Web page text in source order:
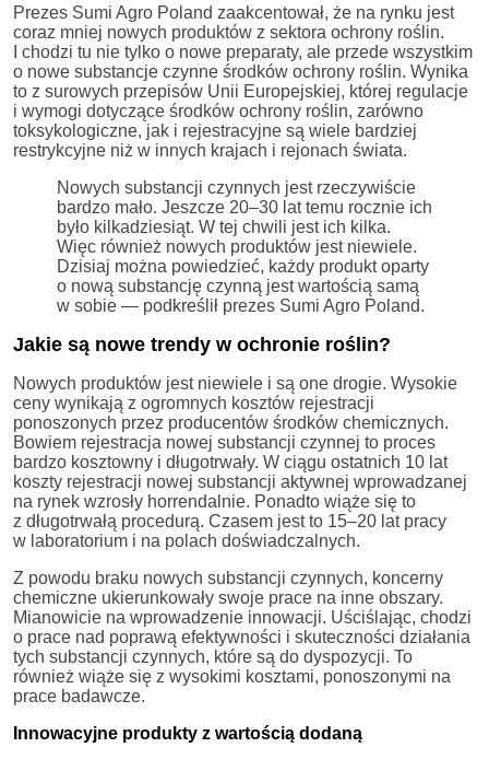
Prezes Sumi Agro Poland zaakcentował, że na rynku jest
coraz mniej nowych produktów z sektora ochrony roślin.
I chodzi tu nie tylko o nowe preparaty, ale przede wszystkim
o nowe substancje czynne środków ochrony roślin. Wynika
to z surowych przepisów Unii Europejskiej, której regulacje
i wymogi dotyczące środków ochrony roślin, zarówno
toksykologiczne, jak i rejestracyjne są wiele bardziej
restrykcyjne niż w innych krajach i rejonach świata.
Nowych substancji czynnych jest rzeczywiście
bardzo mało. Jeszcze 20–30 lat temu rocznie ich
było kilkadziesiąt. W tej chwili jest ich kilka.
Więc również nowych produktów jest niewiele.
Dzisiaj można powiedzieć, każdy produkt oparty
o nową substancję czynną jest wartością samą
w sobie — podkreślił prezes Sumi Agro Poland.
Jakie są nowe trendy w ochronie roślin?
Nowych produktów jest niewiele i są one drogie. Wysokie
ceny wynikają z ogromnych kosztów rejestracji
ponoszonych przez producentów środków chemicznych.
Bowiem rejestracja nowej substancji czynnej to proces
bardzo kosztowny i długotrwały. W ciągu ostatnich 10 lat
koszty rejestracji nowej substancji aktywnej wprowadzanej
na rynek wzrosły horrendalnie. Ponadto wiąże się to
z długotrwałą procedurą. Czasem jest to 15–20 lat pracy
w laboratorium i na polach doświadczalnych.
Z powodu braku nowych substancji czynnych, koncerny
chemiczne ukierunkowały swoje prace na inne obszary.
Mianowicie na wprowadzenie innowacji. Uściślając, chodzi
o prace nad poprawą efektywności i skuteczności działania
tych substancji czynnych, które są do dyspozycji. To
również wiąże się z wysokimi kosztami, ponoszonymi na
prace badawcze.
Innowacyjne produkty z wartością dodaną